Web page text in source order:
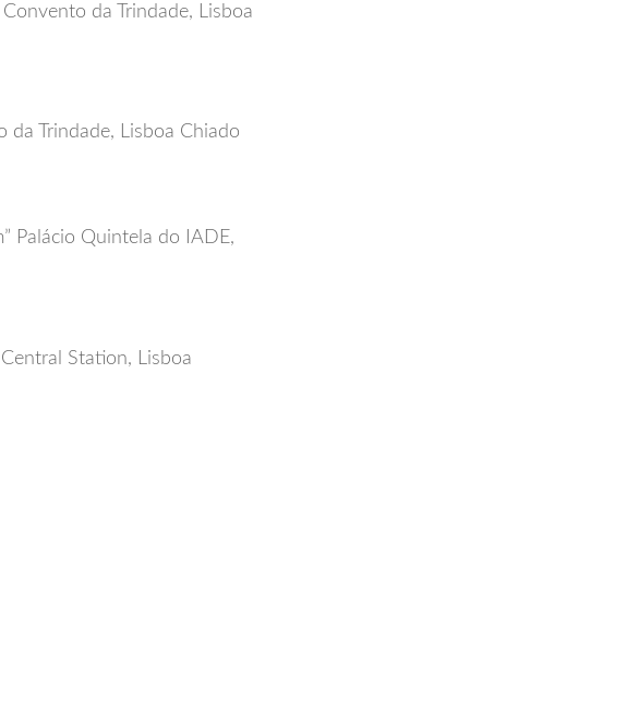
da Trindade, Lisboa
da Trindade, Lisboa Chiado
Palácio Quintela do IADE,
Station, Lisboa